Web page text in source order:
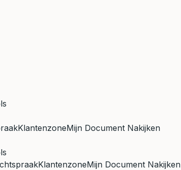
KlantenzoneMijn Document Nakijken
KlantenzoneMijn Document Nakijken